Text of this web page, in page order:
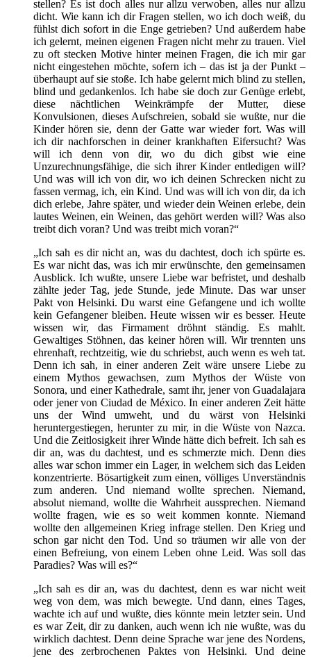
stellen? Es ist doch alles nur allzu verwoben, alles nur allzu
dicht. Wie kann ich dir Fragen stellen, wo ich doch weiß, du
fühlst dich sofort in die Enge getrieben? Und außerdem habe
ich gelernt, meinen eigenen Fragen nicht mehr zu trauen. Viel
zu oft stecken Motive hinter meinen Fragen, die ich mir gar
nicht eingestehen möchte, sofern ich – das ist ja der Punkt –
überhaupt auf sie stoße. Ich habe gelernt mich blind zu stellen,
blind und gedankenlos. Ich habe sie doch zur Genüge erlebt,
diese nächtlichen Weinkrämpfe der Mutter, diese
Konvulsionen, dieses Aufschreien, sobald sie wußte, nur die
Kinder hören sie, denn der Gatte war wieder fort. Was will
ich dir nachforschen in deiner krankhaften Eifersucht? Was
will ich denn von dir, wo du dich gibst wie eine
Unzurechnungsfähige, die sich ihrer Kinder entledigen will?
Und was will ich von dir, wo ich deinen Schrecken nicht zu
fassen vermag, ich, ein Kind. Und was will ich von dir, da ich
dich erlebe, Jahre später, und wieder dein Weinen erlebe, dein
lautes Weinen, ein Weinen, das gehört werden will? Was also
treibt dich voran? Und was treibt mich voran?“
„Ich sah es dir nicht an, was du dachtest, doch ich spürte es.
Es war nicht das, was ich mir erwünschte, den gemeinsamen
Ausblick. Ich wußte, unsere Liebe war befristet, und deshalb
zählte jeder Tag, jede Stunde, jede Minute. Das war unser
Pakt von Helsinki. Du warst eine Gefangene und ich wollte
kein Gefangener bleiben. Heute wissen wir es besser. Heute
wissen wir, das Firmament dröhnt ständig. Es mahlt.
Gewaltiges Stöhnen, das keiner hören will. Wir trennten uns
ehrenhaft, rechtzeitig, wie du schriebst, auch wenn es weh tat.
Denn ich sah, in einer anderen Zeit wäre unsere Liebe zu
einem Mythos gewachsen, zum Mythos der Wüste von
Sonora, und einer Kathedrale, samt ihr, jener von Guadalajara
oder jener von Ciudad de México. In einer anderen Zeit hätte
uns der Wind umweht, und du wärst von Helsinki
heruntergestiegen, herunter zu mir, in die Wüste von Nazca.
Und die Zeitlosigkeit ihrer Winde hätte dich befreit. Ich sah es
dir an, was du dachtest, und es schmerzte mich. Denn dies
alles war schon immer ein Lager, in welchem sich das Leiden
konzentrierte. Bösartigkeit zum einen, völliges Unverständnis
zum anderen. Und niemand wollte sprechen. Niemand,
absolut niemand, wollte die Wahrheit aussprechen. Niemand
wollte fragen, wie es so weit kommen konnte. Niemand
wollte den allgemeinen Krieg infrage stellen. Den Krieg und
schon gar nicht den Tod. Und so träumen wir alle von der
einen Befreiung, von einem Leben ohne Leid. Was soll das
Paradies? Was will es?“
„Ich sah es dir an, was du dachtest, denn es war nicht weit
weg von dem, was mich bewegte. Und dann, eines Tages,
wachte ich auf und wußte, dies könnte mein letzter sein. Und
es war Zeit, dir zu danken, auch wenn ich nie wußte, was du
wirklich dachtest. Denn deine Sprache war jene des Nordens,
jene des zerbrochenen Paktes von Helsinki. Und deine